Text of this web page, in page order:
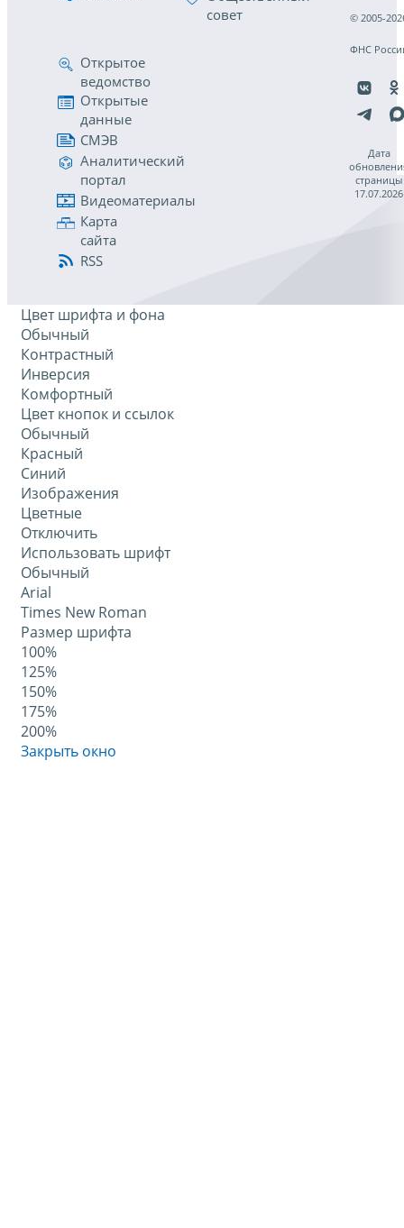
совет
Открытое
ведомство
Открытые
данные
СМЭВ
Аналитический
портал
Видеоматериалы
Карта
сайта
RSS
© 2005-
ФНС
Дата
страницы
17.07.2026
Цвет шрифта и фона
Обычный
Контрастный
Инверсия
Комфортный
Цвет кнопок и ссылок
Обычный
Красный
Синий
Изображения
Цветные
Отключить
Использовать шрифт
Обычный
Arial
Times New Roman
Размер шрифта
100%
125%
150%
175%
200%
Закрыть окно